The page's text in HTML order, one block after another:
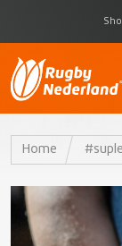
Home